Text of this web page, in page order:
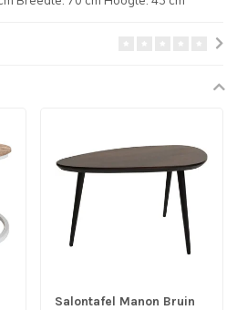
Salontafel Manon Bruin